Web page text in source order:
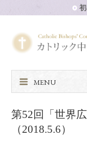
MENU
第52回「世界
（2018.5.6）